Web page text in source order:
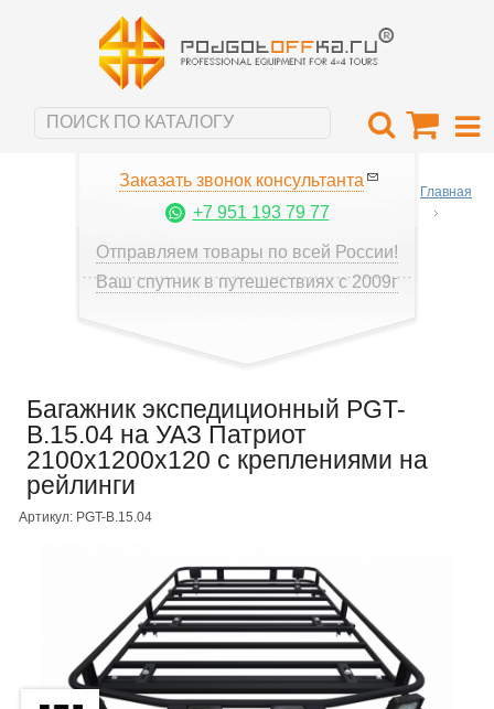
Заказать звонок консультанта
+7 951 193 79 77
Отправляем товары по всей России!
Ваш спутник в путешествиях с 2009г
Главная
Багажник экспедиционный PGT-
B.15.04 на УАЗ Патриот
2100х1200х120 с креплениями на
рейлинги
Артикул: PGT-B.15.04